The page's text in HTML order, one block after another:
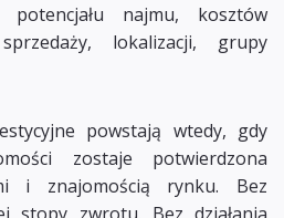
potencjału najmu, kosztów
lokalizacji, grupy
powstają wtedy, gdy
zostaje potwierdzona
i znajomością rynku. Bez